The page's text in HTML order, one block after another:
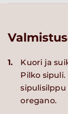
1.
Kuori ja
Pilko
oregano.